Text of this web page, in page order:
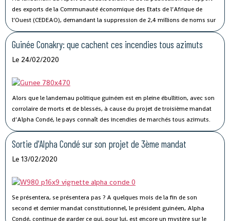
des exports de la Communauté économique des Etats de l’Afrique de
l’Ouest (CEDEAO), demandant la suppression de 2,4 millions de noms sur
le fichier électoral, l’opposition guinéenne a demandé la suspension du
processus électoral. Sans entrer dans les détails, l’on pourrait dire qu’elle
est dans son rôle.
Guinée Conakry: que cachent ces incendies tous azimuts
Le 24/02/2020
Alors que le landernau politique guinéen est en pleine ébullition, avec son
corrolaire de morts et de blessés, à cause du projet de troisième mandat
d’Alpha Condé, le pays connaît des incendies de marchés tous azimuts.
Selon des médias, dix-sept incendies au total ont été enregistrés en une
semaine dont le dernier cas en date remonte au 22 février 2020, qui aura
ravagé plusieurs boutiques et magasins dans le quartier de la cimenterie
dans la capitale guinéenne.
Sortie d'Alpha Condé sur son projet de 3ème mandat
Le 13/02/2020
Se présentera, se présentera pas ? A quelques mois de la fin de son
second et dernier mandat constitutionnel, le président guinéen, Alpha
Condé, continue de garder ce qui, pour lui, est encore un mystère sur le